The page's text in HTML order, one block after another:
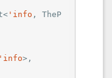
'info , TheP
'info>,